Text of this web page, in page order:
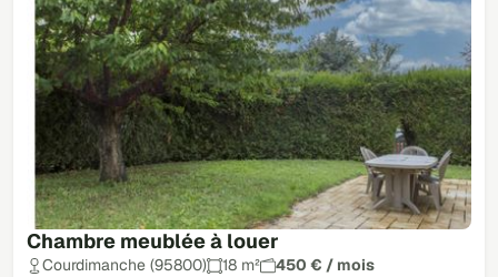
Chambre meublée à louer
Courdimanche (95800) 18 m² 450 € / mois